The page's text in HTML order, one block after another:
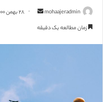
mohaajeradmin ۲۸ بهمن ۱۴۰۰
زمان مطالعه یک دقیقه